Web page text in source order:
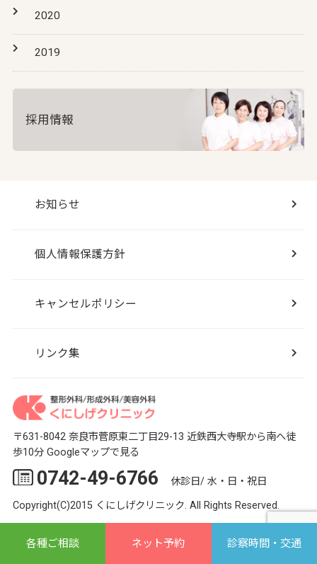
2020
2019
採用情報
お知らせ
個人情報保護方針
キャンセルポリシー
リンク集
各種ご相談 ネット予約 診察時間・交通
〒631-8042 奈良市菅原東二丁目29-13 近鉄西大寺駅から南へ徒
歩10分 Googleマップで見る
0742-49-6766 休診日/ 水・日・祝日
Copyright(C)2015 くにしげクリニック. All Rights Reserved.